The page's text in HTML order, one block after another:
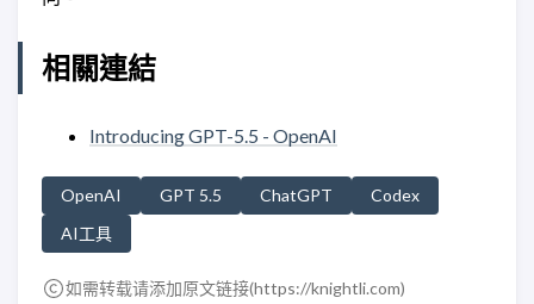
相關連結
Introducing GPT-5.5 - OpenAI
OpenAI GPT 5.5 ChatGPT
Codex
AI工具
如需转载请添加原文链接(https://knightli.com)